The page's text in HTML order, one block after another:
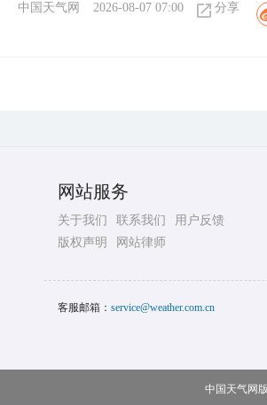
中国天气网 2026-08-07 07:00 分享
网站服务
关于我们 联系我们
用户反馈
版权声明
网站律师
客服邮箱： service@weather.com.cn
中国天气网